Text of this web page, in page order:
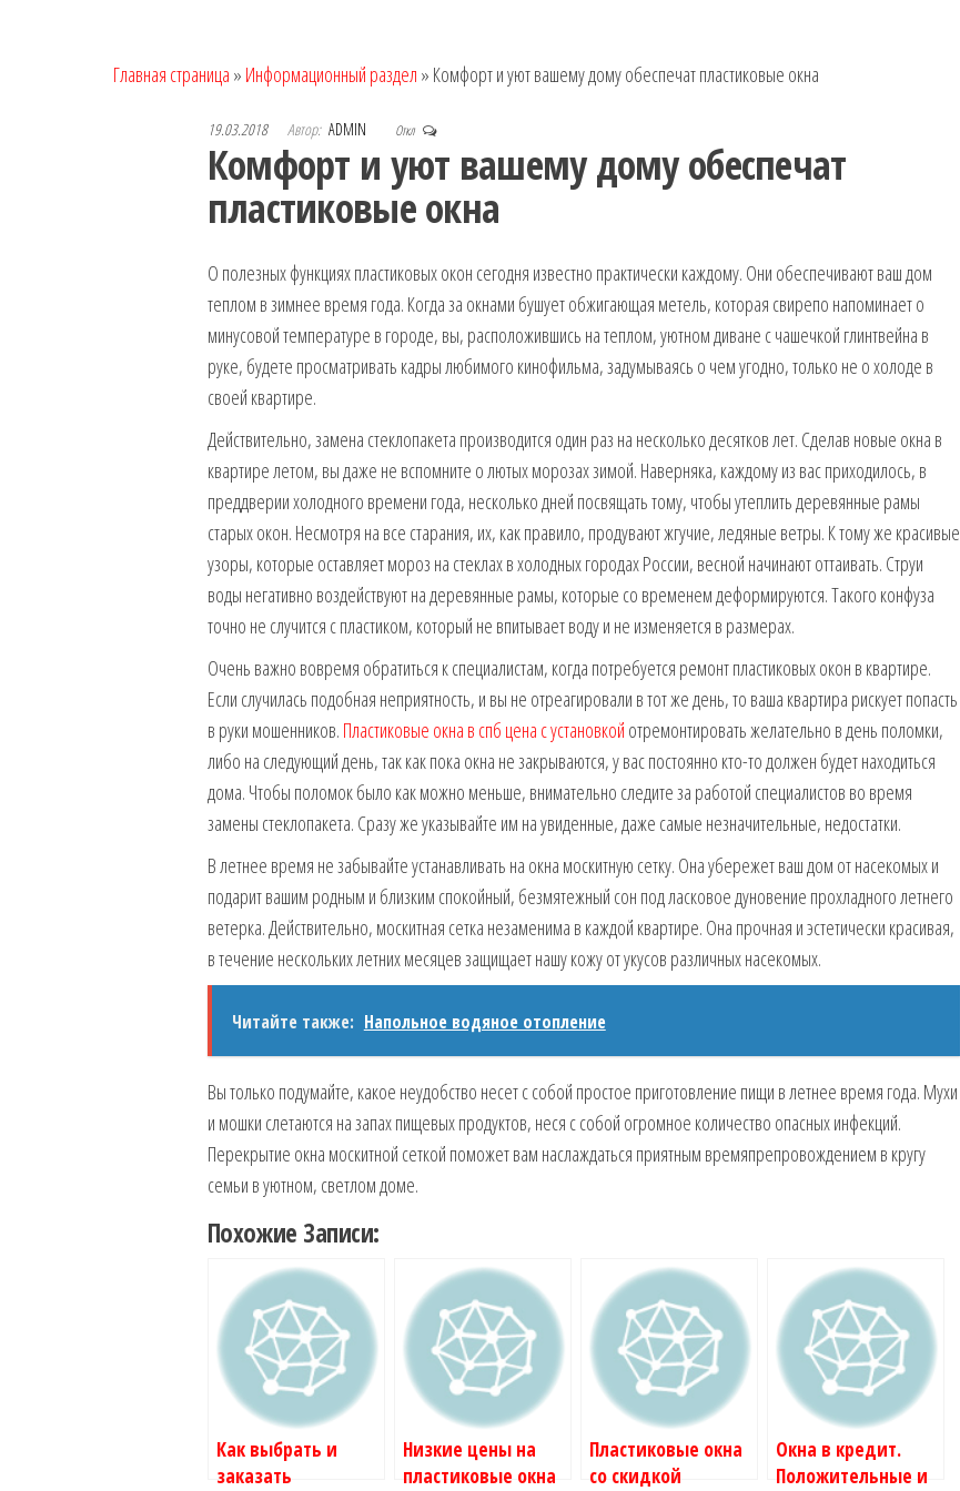
Главная страница » Информационный раздел » Комфорт и уют вашему дому обеспечат пластиковые окна
19.03.2018 Автор: ADMIN Откл
Комфорт и уют вашему дому обеспечат
пластиковые окна
О полезных функциях пластиковых окон сегодня известно практически каждому. Они обеспечивают ваш дом
теплом в зимнее время года. Когда за окнами бушует обжигающая метель, которая свирепо напоминает о
минусовой температуре в городе, вы, расположившись на теплом, уютном диване с чашечкой глинтвейна в
руке, будете просматривать кадры любимого кинофильма, задумываясь о чем угодно, только не о холоде в
своей квартире.
Действительно, замена стеклопакета производится один раз на несколько десятков лет. Сделав новые окна в
квартире летом, вы даже не вспомните о лютых морозах зимой. Наверняка, каждому из вас приходилось, в
преддверии холодного времени года, несколько дней посвящать тому, чтобы утеплить деревянные рамы
старых окон. Несмотря на все старания, их, как правило, продувают жгучие, ледяные ветры. К тому же красивые
узоры, которые оставляет мороз на стеклах в холодных городах России, весной начинают оттаивать. Струи
воды негативно воздействуют на деревянные рамы, которые со временем деформируются. Такого конфуза
точно не случится с пластиком, который не впитывает воду и не изменяется в размерах.
Очень важно вовремя обратиться к специалистам, когда потребуется ремонт пластиковых окон в квартире.
Если случилась подобная неприятность, и вы не отреагировали в тот же день, то ваша квартира рискует попасть
в руки мошенников. Пластиковые окна в спб цена с установкой отремонтировать желательно в день поломки,
либо на следующий день, так как пока окна не закрываются, у вас постоянно кто-то должен будет находиться
дома. Чтобы поломок было как можно меньше, внимательно следите за работой специалистов во время
замены стеклопакета. Сразу же указывайте им на увиденные, даже самые незначительные, недостатки.
В летнее время не забывайте устанавливать на окна москитную сетку. Она убережет ваш дом от насекомых и
подарит вашим родным и близким спокойный, безмятежный сон под ласковое дуновение прохладного летнего
ветерка. Действительно, москитная сетка незаменима в каждой квартире. Она прочная и эстетически красивая,
в течение нескольких летних месяцев защищает нашу кожу от укусов различных насекомых.
Читайте также: Напольное водяное отопление
Вы только подумайте, какое неудобство несет с собой простое приготовление пищи в летнее время года. Мухи
и мошки слетаются на запах пищевых продуктов, неся с собой огромное количество опасных инфекций.
Перекрытие окна москитной сеткой поможет вам наслаждаться приятным времяпрепровождением в кругу
семьи в уютном, светлом доме.
Похожие Записи:
Как выбрать и
заказать
Низкие цены на
пластиковые окна
Пластиковые окна
со скидкой
Окна в кредит.
Положительные и